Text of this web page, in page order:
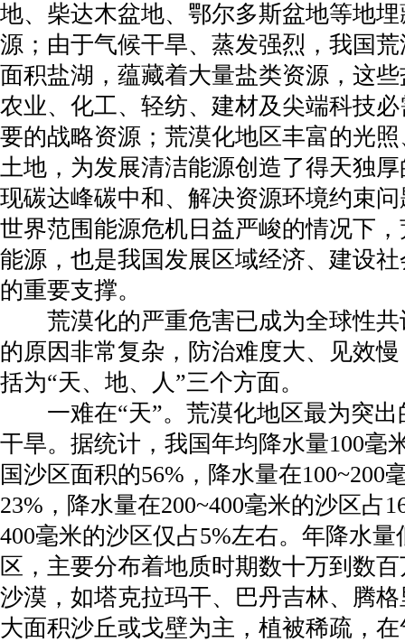
地、柴达木盆地、鄂尔多斯盆地等地
源；由于气候干旱、蒸发强烈，我国
面积盐湖，蕴藏着大量盐类资源，这
农业、化工、轻纺、建材及尖端科技
要的战略资源；荒漠化地区丰富的光
土地，为发展清洁能源创造了得天独
现碳达峰碳中和、解决资源环境约束
世界范围能源危机日益严峻的情况下
能源，也是我国发展区域经济、建设
的重要支撑。
荒漠化的严重危害已成为全球性共
的原因非常复杂，防治难度大、见效
括为“天、地、人”三个方面。
一难在“天”。荒漠化地区最为突出
干旱。据统计，我国年均降水量100毫
国沙区面积的56%，降水量在100~200
23%，降水量在200~400毫米的沙区占
400毫米的沙区仅占5%左右。年降水量
区，主要分布着地质时期数十万到数
沙漠，如塔克拉玛干、巴丹吉林、腾
大面积沙丘或戈壁为主，植被稀疏，